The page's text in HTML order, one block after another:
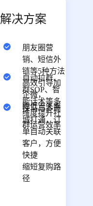
干类零
品，深
受欧美
等几十
个国家
及国内
客户喜
爱。探
SCRM
从“引
流-转化-
留存-复
解决方案
朋友圈营
销、短信外
链等5种方法
高效引导加
企微，
降低流失率
自动拉群、
群SOP、智
能话术等多
维度提升社
群运营效率
探马与多商
城打通，订
单自动关联
客户，方便
快捷
缩短复购路
径